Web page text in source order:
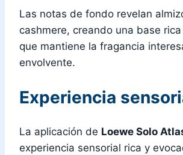
Las notas de fondo revelan
cashmere, creando una base
que mantiene la fragancia
envolvente.
Experiencia
La aplicación de Loewe Solo
experiencia sensorial rica y